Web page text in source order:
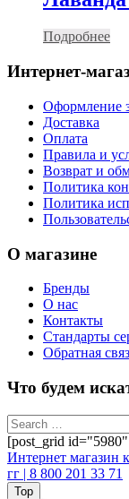
Подробнее
Интернет-
Оформление
Доставка
Оплата
Правила и
Возврат и
Политика
Политика
О магазине
Бренды
О нас
Контакты
Стандарты
Обратная
Что будем
[post_grid id="5980"
Интернет магазин
гг | 8 800 201 33 71
Top